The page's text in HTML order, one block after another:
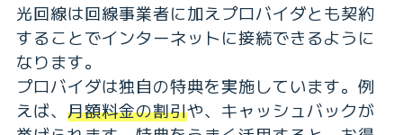
光回線は回線事業者に加えプロバイダとも契約
することでインターネットに接続できるように
なります。
プロバイダは独自の特典を実施しています。例
えば、 月額料金の割引や、キャッシュバックが